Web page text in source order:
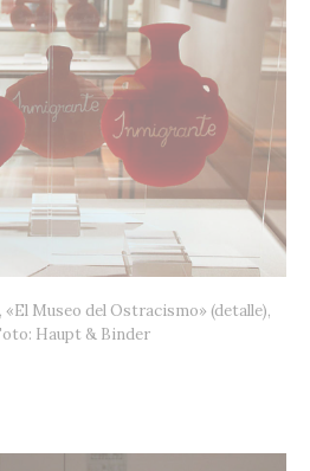
Museo del Ostracismo» (detalle),
Haupt & Binder